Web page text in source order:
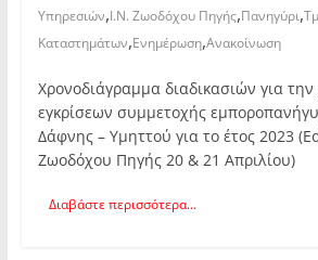
Υπηρεσιών,Ι.Ν. Ζωοδόχου Πηγής,Πανηγύρι,
Καταστημάτων,Ενημέρωση,Ανακοίνωση
Χρονοδιάγραμμα διαδικασιών για
εγκρίσεων συμμετοχής
Δάφνης – Υμηττού για το έτος 2023
Ζωοδόχου Πηγής 20 & 21 Απριλίου)
Διαβάστε περισσότερα...